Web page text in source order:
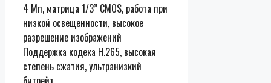
4 Мп, матрица 1/3” CMOS, работа при
низкой освещенности, высокое
разрешение изображений
Поддержка кодека H.265, высокая
степень сжатия, ультранизкий